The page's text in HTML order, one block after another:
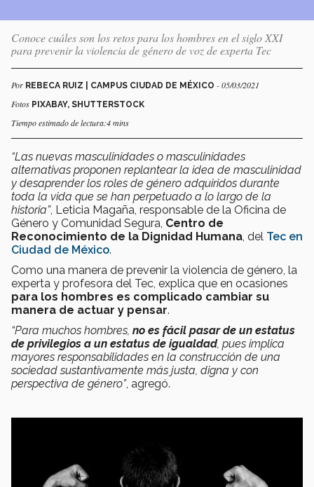
Conoce cuáles son los retos para los hombres en el siglo XXI
para prevenir la violencia de género de voz de experta Tec
Por REBECA RUIZ | CAMPUS CIUDAD DE MÉXICO - 05/03/2021
Fotos PIXABAY, SHUTTERSTOCK
Tiempo estimado de lectura:4 mins
“Las nuevas masculinidades o masculinidades
alternativas proponen replantear la idea de masculinidad
y desaprender los roles de género adquiridos durante
toda la vida que se han perpetuado a lo largo de la
historia”, Leticia Magaña, responsable de la Oficina de
Género y Comunidad Segura, Centro de
Reconocimiento de la Dignidad Humana , del Tec en
Ciudad de México.
Como una manera de prevenir la violencia de género, la
experta y profesora del Tec, explica que en ocasiones
para los hombres es complicado cambiar su
manera de actuar y pensar.
“Para muchos hombres, no es fácil pasar de un estatus
de privilegios a un estatus de igualdad, pues implica
mayores responsabilidades en la construcción de una
sociedad sustantivamente más justa, digna y con
perspectiva de género”, agregó.